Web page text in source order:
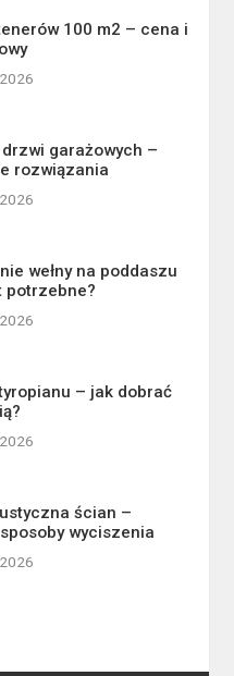
100 m2 – cena i
garażowych –
rozwiązania
wełny na poddaszu
potrzebne?
– jak dobrać
ścian –
wyciszenia